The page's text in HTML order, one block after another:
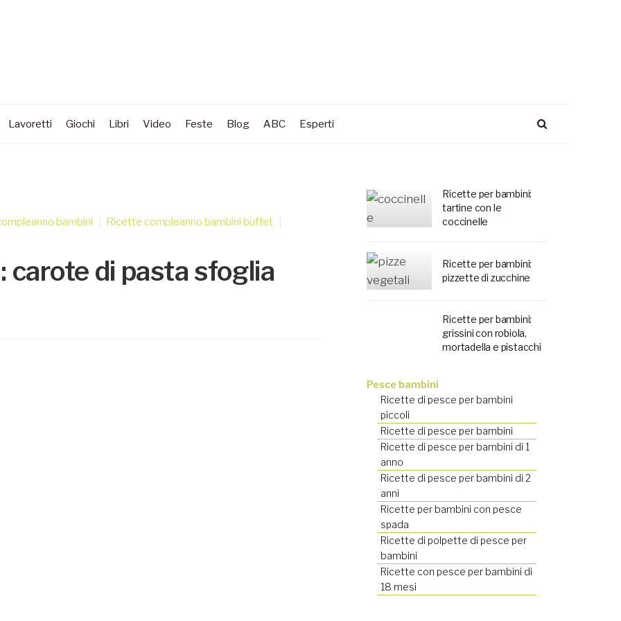
Lavoretti Giochi Libri Video Feste Blog ABC Esperti
bambini
Ricette compleanno bambini buffet
carote di pasta sfoglia
Ricette per bambini:
tartine con le
coccinelle
Ricette per bambini:
pizzette di zucchine
Ricette per bambini:
grissini con robiola,
mortadella e pistacchi
Pesce bambini
Ricette di pesce per bambini
piccoli
Ricette di pesce per bambini
Ricette di pesce per bambini di 1
anno
Ricette di pesce per bambini di 2
anni
Ricette per bambini con pesce
spada
Ricette di polpette di pesce per
bambini
Ricette con pesce per bambini di
18 mesi